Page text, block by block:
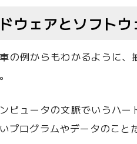
ウェアとソフトウ
の例からもわかるように
ピュータの文脈でいうハ
プログラムやデータのこと